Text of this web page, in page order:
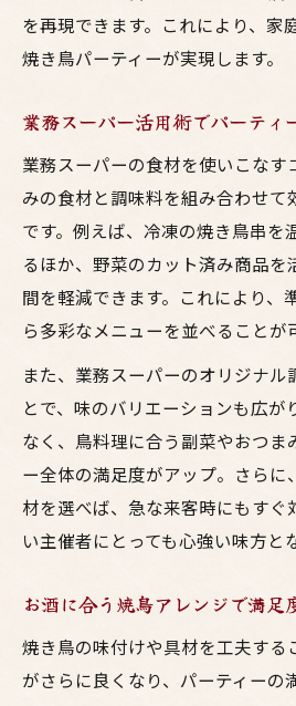
を再現できます。これにより、家
焼き鳥パーティーが実現します。
業務スーパー活用術でパーティ
業務スーパーの食材を使いこなす
みの食材と調味料を組み合わせて
です。例えば、冷凍の焼き鳥串を
るほか、野菜のカット済み商品を
間を軽減できます。これにより、
ら多彩なメニューを並べることが
また、業務スーパーのオリジナル
とで、味のバリエーションも広が
なく、鳥料理に合う副菜やおつま
ー全体の満足度がアップ。さらに
材を選べば、急な来客時にもすぐ
い主催者にとっても心強い味方と
お酒に合う焼鳥アレンジで満足
焼き鳥の味付けや具材を工夫する
がさらに良くなり、パーティーの